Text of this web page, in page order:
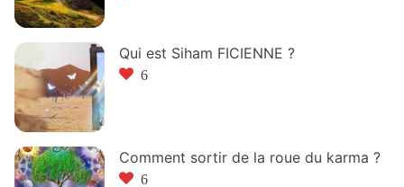
Qui est Siham FICIENNE ?
6
Comment sortir de la roue du karma ?
6